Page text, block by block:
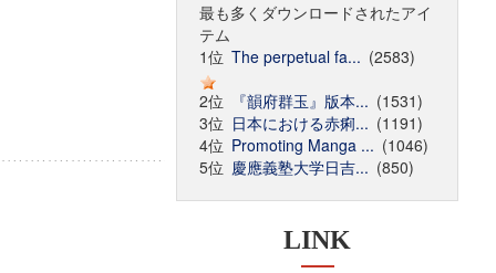
最も多くダウンロードされたアイ
テム
1位 The perpetual fa... (2583)
2位
『韻府群玉』版本... (1531)
3位 日本における赤痢... (1191)
4位 Promoting Manga ... (1046)
5位 慶應義塾大学日吉... (850)
LINK